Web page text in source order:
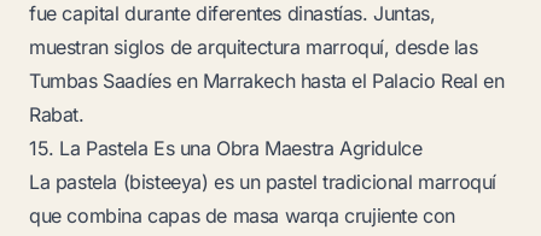
fue capital durante diferentes dinastías. Juntas,
muestran siglos de arquitectura marroquí, desde las
Tumbas Saadíes en Marrakech hasta el Palacio Real en
Rabat.
15. La Pastela Es una Obra Maestra Agridulce
La pastela (bisteeya) es un pastel tradicional marroquí
que combina capas de masa warqa crujiente con